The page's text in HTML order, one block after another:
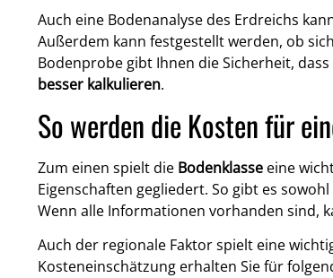
Auch eine Bodenanalyse des Erdreichs
Außerdem kann festgestellt werden, ob
Bodenprobe gibt Ihnen die Sicherheit,
besser kalkulieren.
So werden die Kosten für
Zum einen spielt die Bodenklasse eine
Eigenschaften gegliedert. So gibt es
Wenn alle Informationen vorhanden sind,
Auch der regionale Faktor spielt eine
Kosteneinschätzung erhalten Sie für